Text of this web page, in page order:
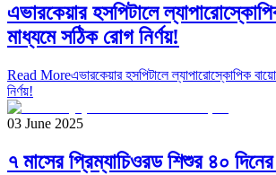
এভারকেয়ার হসপিটালে
মাধ্যমে সঠিক রোগ নির্ণয়!
Read Moreএভারকেয়ার হসপিটালে ল্যাপারোস্কোপিক
নির্ণয়!
03 June 2025
৭ মাসের প্রিম্যাচিওরড শিশুর ৪০